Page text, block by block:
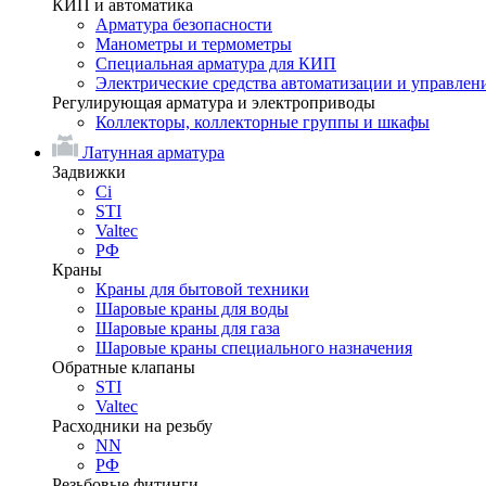
КИП и автоматика
Арматура безопасности
Манометры и термометры
Специальная арматура для КИП
Электрические средства автоматизации и
Регулирующая арматура и электроприводы
Коллекторы, коллекторные группы и шкафы
Латунная арматура
Задвижки
Ci
STI
Valtec
РФ
Краны
Краны для бытовой техники
Шаровые краны для воды
Шаровые краны для газа
Шаровые краны специального назначения
Обратные клапаны
STI
Valtec
Расходники на резьбу
NN
РФ